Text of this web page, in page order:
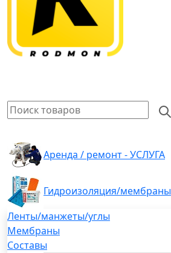
Аренда / ремонт - УСЛУГА
Гидроизоляция/мембраны
Ленты/манжеты/углы
Мембраны
Составы